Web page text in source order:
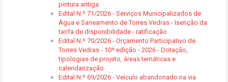
pintura antiga
Edital N.º 71/2026 - Serviços Municipalizados de
Água e Saneamento de Torres Vedras - Isenção da
tarifa de disponibilidade - ratificação
Edital N.º 70/2026 - Orçamento Participativo de
Torres Vedras - 10ª edição - 2026 - Dotação,
tipologias de projeto, áreas temáticas e
calendarização
Edital N.º 69/2026 - Veículo abandonado na via